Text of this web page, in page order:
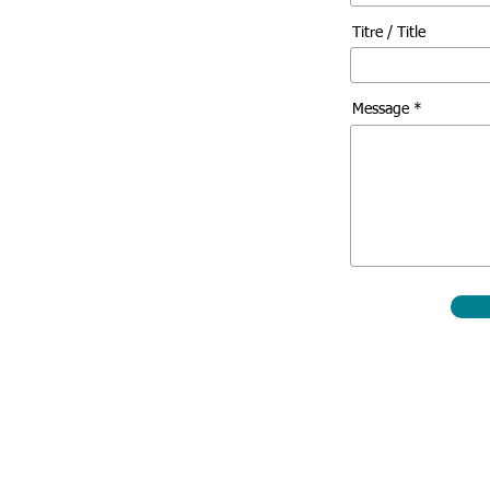
Titre / Title
Message *